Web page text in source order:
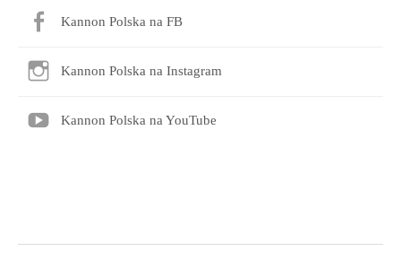
Kannon Polska na FB
Kannon Polska na Instagram
Kannon Polska na YouTube